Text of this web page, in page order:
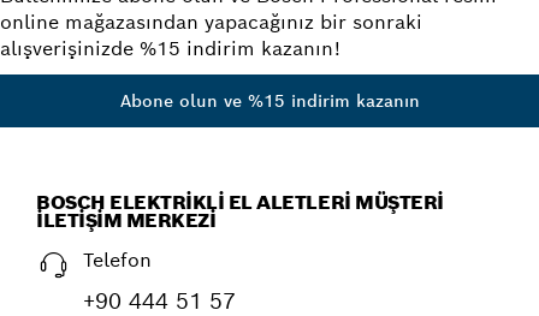
online mağazasından yapacağınız bir sonraki
alışverişinizde %15 indirim kazanın!
Abone olun ve %15 indirim kazanın
BOSCH ELEKTRIKLI EL ALETLERI MÜŞTERI
İLETIŞIM MERKEZI
Telefon
+90 444 51 57